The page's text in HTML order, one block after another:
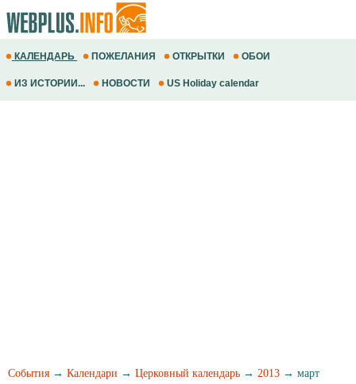
КАЛЕНДАРЬ ПОЖЕЛАНИЯ ОТКРЫТКИ ОБОИ
ИЗ ИСТОРИИ... НОВОСТИ US Holiday calendar
События → Календари → Церковный календарь → 2013 → март